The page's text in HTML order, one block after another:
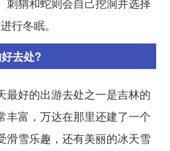
行冬眠。
去处?
最好的出游去处之一是吉林的
丰富，万达在那里还建了一个
滑雪乐趣，还有美丽的冰天雪